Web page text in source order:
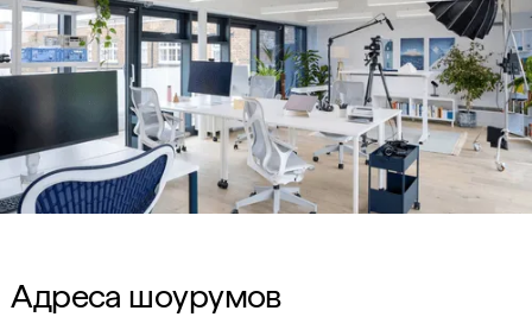
Адреса шоурумов